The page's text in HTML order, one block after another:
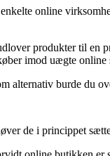
online
produkter til en
imod uægte online
alternativ burde du
de i princippet